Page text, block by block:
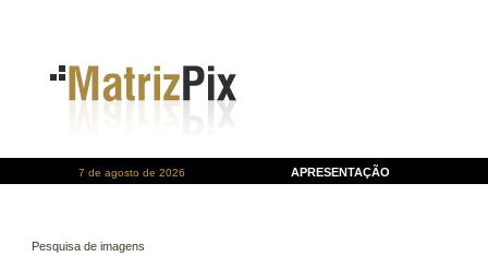
7 de agosto de 2026 APRESENTAÇÃO
Pesquisa de imagens